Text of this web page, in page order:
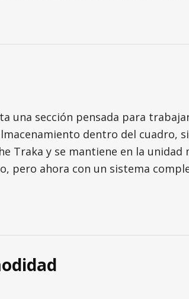
una sección pensada para
dentro del cuadro,
Traka y se mantiene en la unidad
pero ahora con un sistema